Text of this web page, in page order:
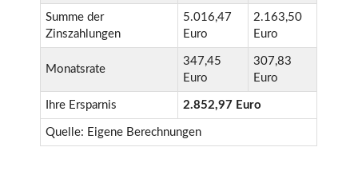
Summe der
Zinszahlungen
5.016,47
Euro
2.163,50
Euro
Monatsrate
347,45
Euro
307,83
Euro
Ihre Ersparnis 2.852,97 Euro
Quelle: Eigene Berechnungen